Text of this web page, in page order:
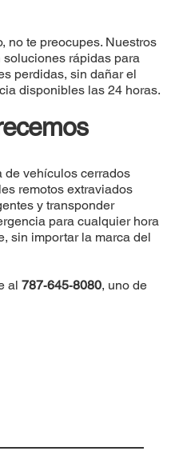
no te preocupes. Nuestros
rápidas para
perdidas, sin dañar el
disponibles las 24 horas.
de vehículos cerrados
remotos extraviados
y transponder
para cualquier hora
sin importar la marca del
al 787‑645‑8080, uno de